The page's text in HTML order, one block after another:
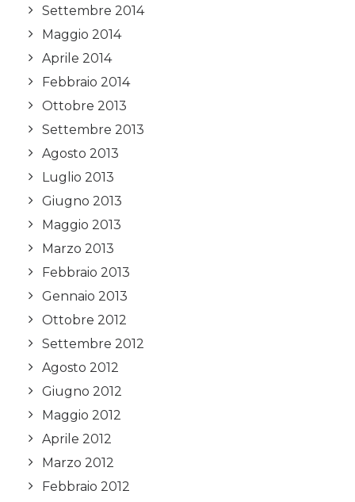
Settembre 2014
Maggio 2014
Aprile 2014
Febbraio 2014
Ottobre 2013
Settembre 2013
Agosto 2013
Luglio 2013
Giugno 2013
Maggio 2013
Marzo 2013
Febbraio 2013
Gennaio 2013
Ottobre 2012
Settembre 2012
Agosto 2012
Giugno 2012
Maggio 2012
Aprile 2012
Marzo 2012
Febbraio 2012